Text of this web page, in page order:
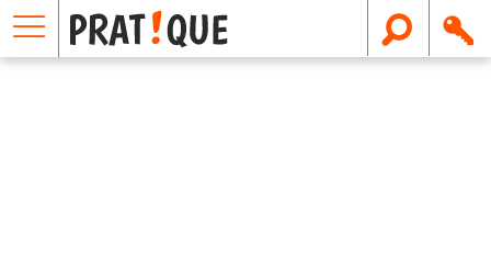
E
m
a